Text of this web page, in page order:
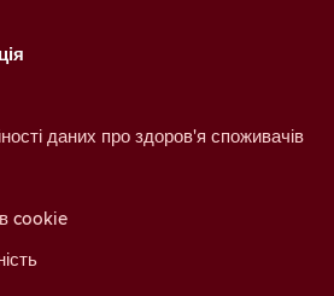
даних про здоров'я споживачів
cookie